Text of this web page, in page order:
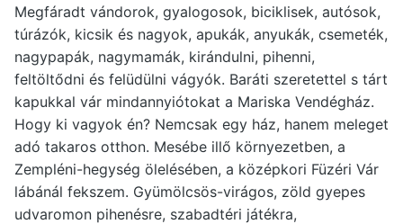
Megfáradt vándorok, gyalogosok, biciklisek, autósok,
túrázók, kicsik és nagyok, apukák, anyukák, csemeték,
nagypapák, nagymamák, kirándulni, pihenni,
feltöltődni és felüdülni vágyók. Baráti szeretettel s tárt
kapukkal vár mindannyiótokat a Mariska Vendégház.
Hogy ki vagyok én? Nemcsak egy ház, hanem meleget
adó takaros otthon. Mesébe illő környezetben, a
Zempléni-hegység ölelésében, a középkori Füzéri Vár
lábánál fekszem. Gyümölcsös-virágos, zöld gyepes
udvaromon pihenésre, szabadtéri játékra,